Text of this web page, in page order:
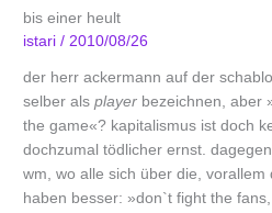
bis einer heult
istari/ 2010/08/26
der herr ackermann auf der
selber alsplayer bezeichnen, aber
the game«? kapitalismus ist doch
dochzumal tödlicher ernst.
wm, wo alle sich über die,
haben besser: »don`t fight the